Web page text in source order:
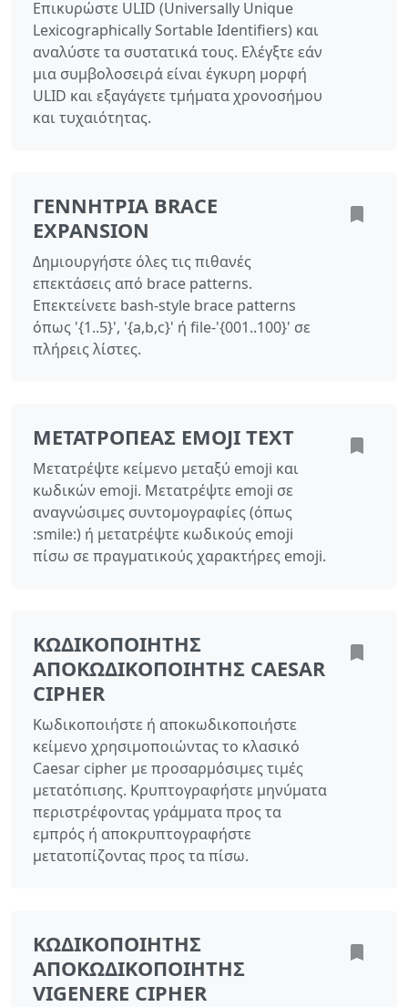
Επικυρώστε ULID (Universally Unique
Lexicographically Sortable Identifiers) και
αναλύστε τα συστατικά τους. Ελέγξτε εάν
μια συμβολοσειρά είναι έγκυρη μορφή
ULID και εξαγάγετε τμήματα χρονοσήμου
και τυχαιότητας.
ΓΕΝΝΉΤΡΙΑ BRACE
EXPANSION
Δημιουργήστε όλες τις πιθανές
επεκτάσεις από brace patterns.
Επεκτείνετε bash-style brace patterns
όπως '{1..5}', '{a,b,c}' ή file-'{001..100}' σε
πλήρεις λίστες.
ΜΕΤΑΤΡΟΠΈΑΣ EMOJI TEXT
Μετατρέψτε κείμενο μεταξύ emoji και
κωδικών emoji. Μετατρέψτε emoji σε
αναγνώσιμες συντομογραφίες (όπως
:smile:) ή μετατρέψτε κωδικούς emoji
πίσω σε πραγματικούς χαρακτήρες emoji.
ΚΩΔΙΚΟΠΟΙΗΤΉΣ
ΑΠΟΚΩΔΙΚΟΠΟΙΗΤΉΣ CAESAR
CIPHER
Κωδικοποιήστε ή αποκωδικοποιήστε
κείμενο χρησιμοποιώντας το κλασικό
Caesar cipher με προσαρμόσιμες τιμές
μετατόπισης. Κρυπτογραφήστε μηνύματα
περιστρέφοντας γράμματα προς τα
εμπρός ή αποκρυπτογραφήστε
μετατοπίζοντας προς τα πίσω.
ΚΩΔΙΚΟΠΟΙΗΤΉΣ
ΑΠΟΚΩΔΙΚΟΠΟΙΗΤΉΣ
VIGENERE CIPHER